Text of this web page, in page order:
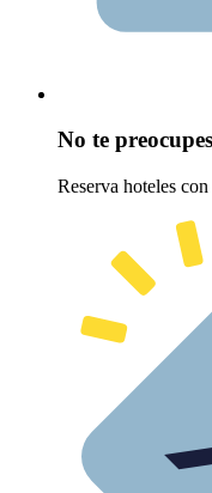
No te
Reserva hoteles